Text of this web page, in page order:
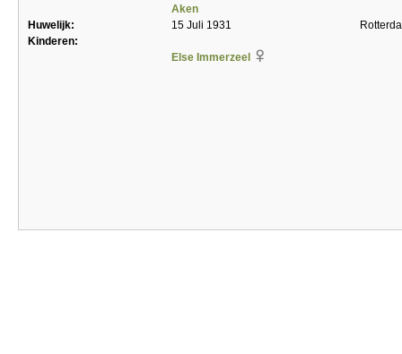
Aken
Huwelijk: 15 Juli 1931
Kinderen:
Else Immerzeel